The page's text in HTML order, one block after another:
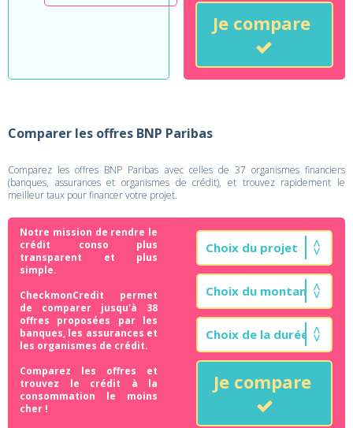
Je compare
Comparer les offres BNP Paribas
Comparez les offres BNP Paribas avec celles de 37 organismes financiers
(banques, assurances et organismes de crédit), et trouvez rapidement le
meilleur taux pour financer votre projet.
Notre mission de rendre le
crédit conso plus
transparent et plus
simple.
CheckmonCredit permet
de comparer jusqu'à 38
offres proposées par les
banques, les assurances et
les organismes de crédit.
Comparez les offres et
trouvez le crédit à la
consommation le moins
cher !
Je compare